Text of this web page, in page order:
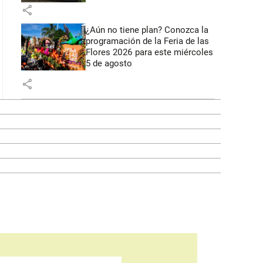
share
¿Aún no tiene plan? Conozca la
programación de la Feria de las
Flores 2026 para este miércoles
5 de agosto
share